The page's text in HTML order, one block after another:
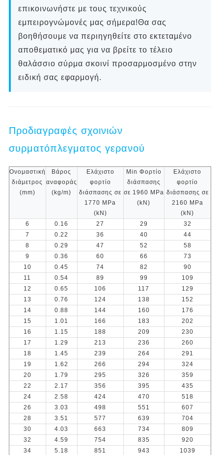
επικοινωνήστε με τους τεχνικούς
εμπειρογνώμονές μας σήμερα!Θα σας
βοηθήσουμε να περιηγηθείτε στο εκτεταμένο
αποθεματικό μας για να βρείτε το τέλειο
θαλάσσιο σύρμα σκοινί προσαρμοσμένο στην
ειδική σας εφαρμογή.
Προδιαγραφές σχοινιών
συρματόπλεγματος γερανού
Ονομαστική
διάμετρος
(mm)
Βάρος
αναφοράς
(kg/m)
Ελάχιστο
φορτίο
διάσπασης σε
1770 MPa
(kN)
Min Φορτίο
διάσπασης
σε 1960 MPa
(kN)
Ελάχιστο
φορτίο
διάσπασης σε
2160 MPa
(kN)
6
0.16 27 29
32
7
0.22 36 40
44
8
0.29 47 52
58
9
0.36 60 66
73
10
0.45 74 82
90
11
0.54 89 99
109
12
0.65 106 117
129
13
0.76 124 138
152
14
0.88 144 160
176
15
1.01 166 183
202
16
1.15 188 209
230
17
1.29 213 236
260
18
1.45 239 264
291
19
1.62 266 294
324
20
1.79 295 326
359
22
2.17 356 395
435
24
2.58 424 470
518
26
3.03 498 551
607
28
3.51 577 639
704
30
4.03 663 734
809
32
4.59 754 835
920
34
5.18 851 943
1039